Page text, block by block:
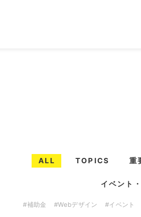
ALL TOPICS 重
イベント
#補助金 #Webデザイン #イベント